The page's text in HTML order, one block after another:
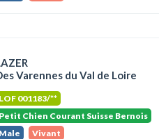
Varennes du Val de Loire
LOF 001183/**
Petit Chien Courant Suisse Bernois
Male
Vivant